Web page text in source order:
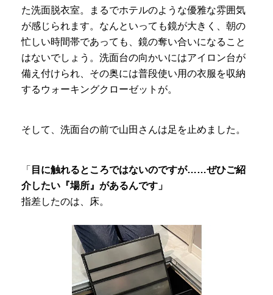
た洗面脱衣室。まるでホテルのような優雅な雰囲気
が感じられます。なんといっても鏡が大きく、朝の
忙しい時間帯であっても、鏡の奪い合いになること
はないでしょう。洗面台の向かいにはアイロン台が
備え付けられ、その奥には普段使い用の衣服を収納
するウォーキングクローゼットが。
そして、洗面台の前で山田さんは足を止めました。
「 目に触れるところではないのですが……ぜひご紹
介したい『場所』があるんです」
指差したのは、床。